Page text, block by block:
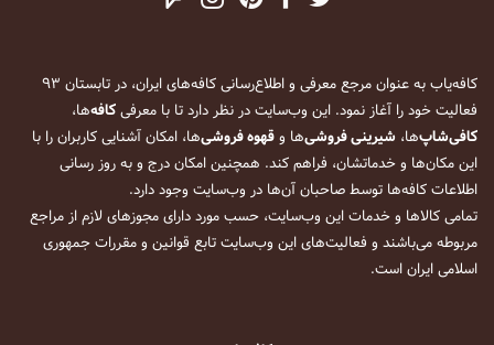
کافه‌یاب به عنوان مرجع معرفی و اطلاع‌رسانی کافه‌های ایران، در تابستان ۹۳
فعالیت خود را آغاز نمود. این وب‌سایت در نظر دارد تا با معرفیکافه‌ها،
کافی‌شاپ‌ها، شیرینی فروشی‌ها وقهوه فروشی‌ها، امکان آشنایی کاربران را با
این مکان‌ها و خدماتشان، فراهم کند. همچنین امکان درج و به روز رسانی
اطلاعات کافه‌ها توسط صاحبان آن‌ها در وب‌سایت وجود دارد.
تمامی کالاها و خدمات این وب‌سایت، حسب مورد دارای مجوزهای لازم از مراجع
مربوطه می‌باشند و فعالیت‌های این وب‌سایت تابع قوانین و مقررات جمهوری
اسلامی ایران است.